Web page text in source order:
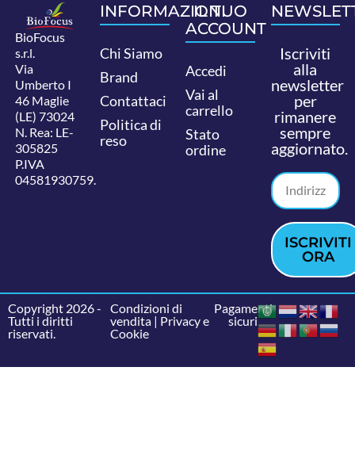
BioFocus
s.r.l.
Via
Umberto I
46 Maglie
(LE) 73024
N. Rea: LE-
305825
P.IVA
04581930759.
INFORMAZIONI
Chi Siamo
Brand
Contattaci
Politica di
reso
IL TUO
ACCOUNT
Accedi
Vai al
carrello
Stato
ordine
Iscriviti
alla
newsletter
per
rimanere
sempre
aggiornato.
ISCRIVITI
ORA
Copyright 2026 -
Tutti i diritti
riservati.
Condizioni di
vendita| Privacy e
Cookie
Pagamenti
sicuri